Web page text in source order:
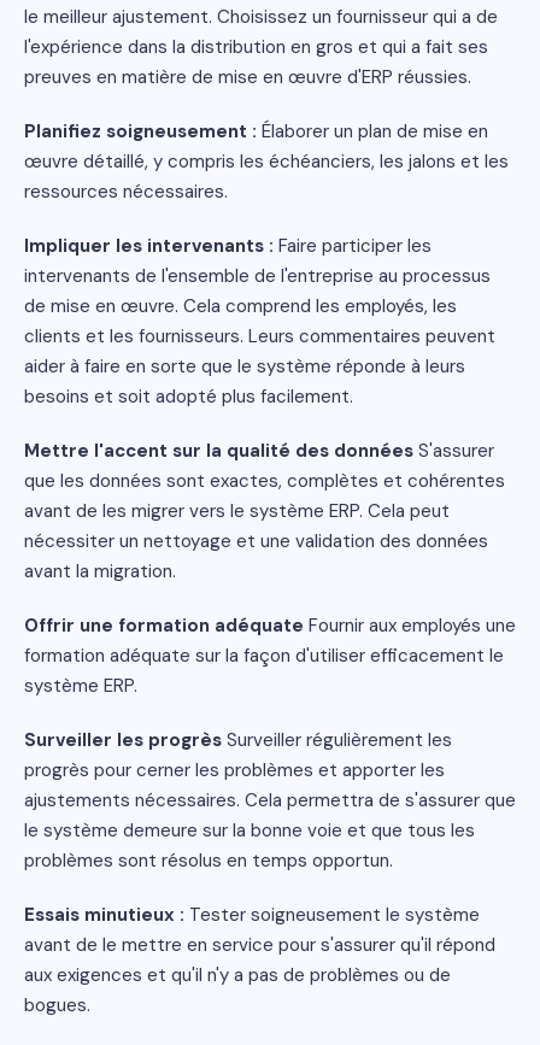
le meilleur ajustement. Choisissez un fournisseur qui a de
l'expérience dans la distribution en gros et qui a fait ses
preuves en matière de mise en œuvre d'ERP réussies.
Planifiez soigneusement : Élaborer un plan de mise en
œuvre détaillé, y compris les échéanciers, les jalons et les
ressources nécessaires.
Impliquer les intervenants : Faire participer les
intervenants de l'ensemble de l'entreprise au processus
de mise en œuvre. Cela comprend les employés, les
clients et les fournisseurs. Leurs commentaires peuvent
aider à faire en sorte que le système réponde à leurs
besoins et soit adopté plus facilement.
Mettre l'accent sur la qualité des données S'assurer
que les données sont exactes, complètes et cohérentes
avant de les migrer vers le système ERP. Cela peut
nécessiter un nettoyage et une validation des données
avant la migration.
Offrir une formation adéquate Fournir aux employés une
formation adéquate sur la façon d'utiliser efficacement le
système ERP.
Surveiller les progrès Surveiller régulièrement les
progrès pour cerner les problèmes et apporter les
ajustements nécessaires. Cela permettra de s'assurer que
le système demeure sur la bonne voie et que tous les
problèmes sont résolus en temps opportun.
Essais minutieux : Tester soigneusement le système
avant de le mettre en service pour s'assurer qu'il répond
aux exigences et qu'il n'y a pas de problèmes ou de
bogues.